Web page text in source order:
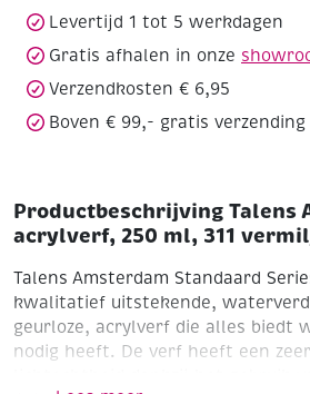
Levertijd 1 tot 5 werkdagen
Gratis afhalen in onze
Verzendkosten € 6,95
Boven € 99,- gratis verzending
Productbeschrijving Talens
acrylverf, 250 ml, 311
Talens Amsterdam Standaard
kwalitatief uitstekende,
geurloze, acrylverf die alles biedt
nodig heeft. De verf heeft een